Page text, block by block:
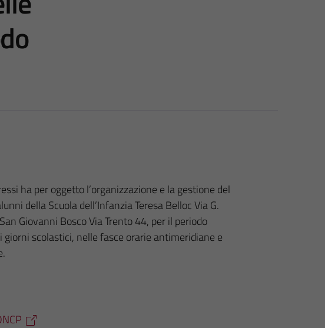
ha per oggetto l’organizzazione e la gestione del
della Scuola dell’Infanzia Teresa Belloc Via G.
Giovanni Bosco Via Trento 44, per il periodo
scolastici, nelle fasce orarie antimeridiane e